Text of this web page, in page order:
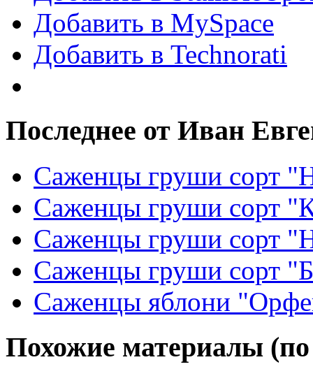
Добавить в MySpace
Добавить в Technorati
Последнее от Иван
Саженцы груши сорт
Саженцы груши сорт
Саженцы груши сорт
Саженцы груши сорт
Саженцы яблони
Похожие материалы (по